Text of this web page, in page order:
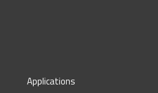
Applications